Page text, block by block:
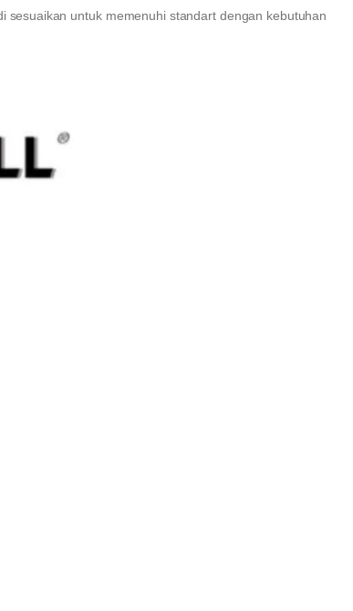
untuk memenuhi standart dengan kebutuhan